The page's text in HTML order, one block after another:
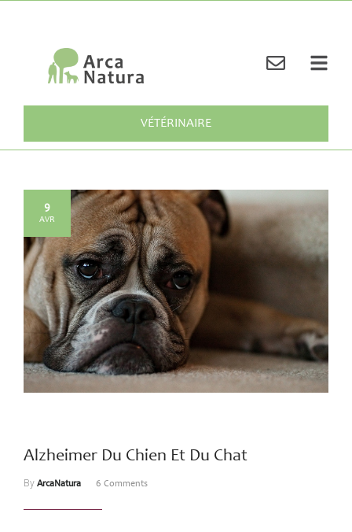
VÉTÉRINAIRE
9
AVR
Alzheimer Du Chien Et Du Chat
By ArcaNatura 6 Comments